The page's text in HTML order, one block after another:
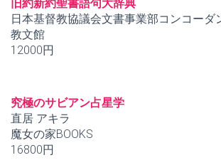
旧約新約聖書語句大辞典
日本基督教協議会文書事業部コンコーダ
教文館
12000円
究極のサビアン占星学
直居 アキラ
魔女の家BOOKS
16800円